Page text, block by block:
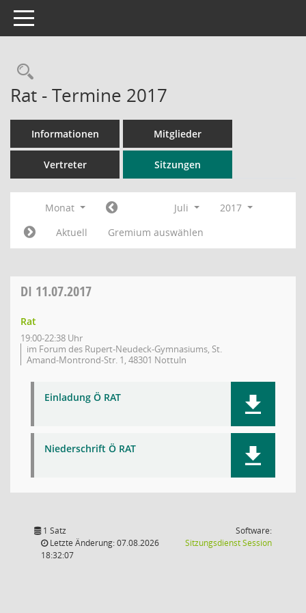
Toggle navigation
Rechercheauswahl
Rat - Termine 2017
Informationen Mitglieder
Vertreter Sitzungen
Monat Juli
2017
Aktuell
Gremium auswählen
DI 11.07.2017
Rat
19:00-22:38 Uhr
im Forum des Rupert-Neudeck-Gymnasiums, St.
Amand-Montrond-Str. 1, 48301 Nottuln
Einladung Ö RAT
Niederschrift Ö RAT
1 Satz
Letzte Änderung: 07.08.2026
18:32:07
Software:
SitzungsdienstSession(Wird in